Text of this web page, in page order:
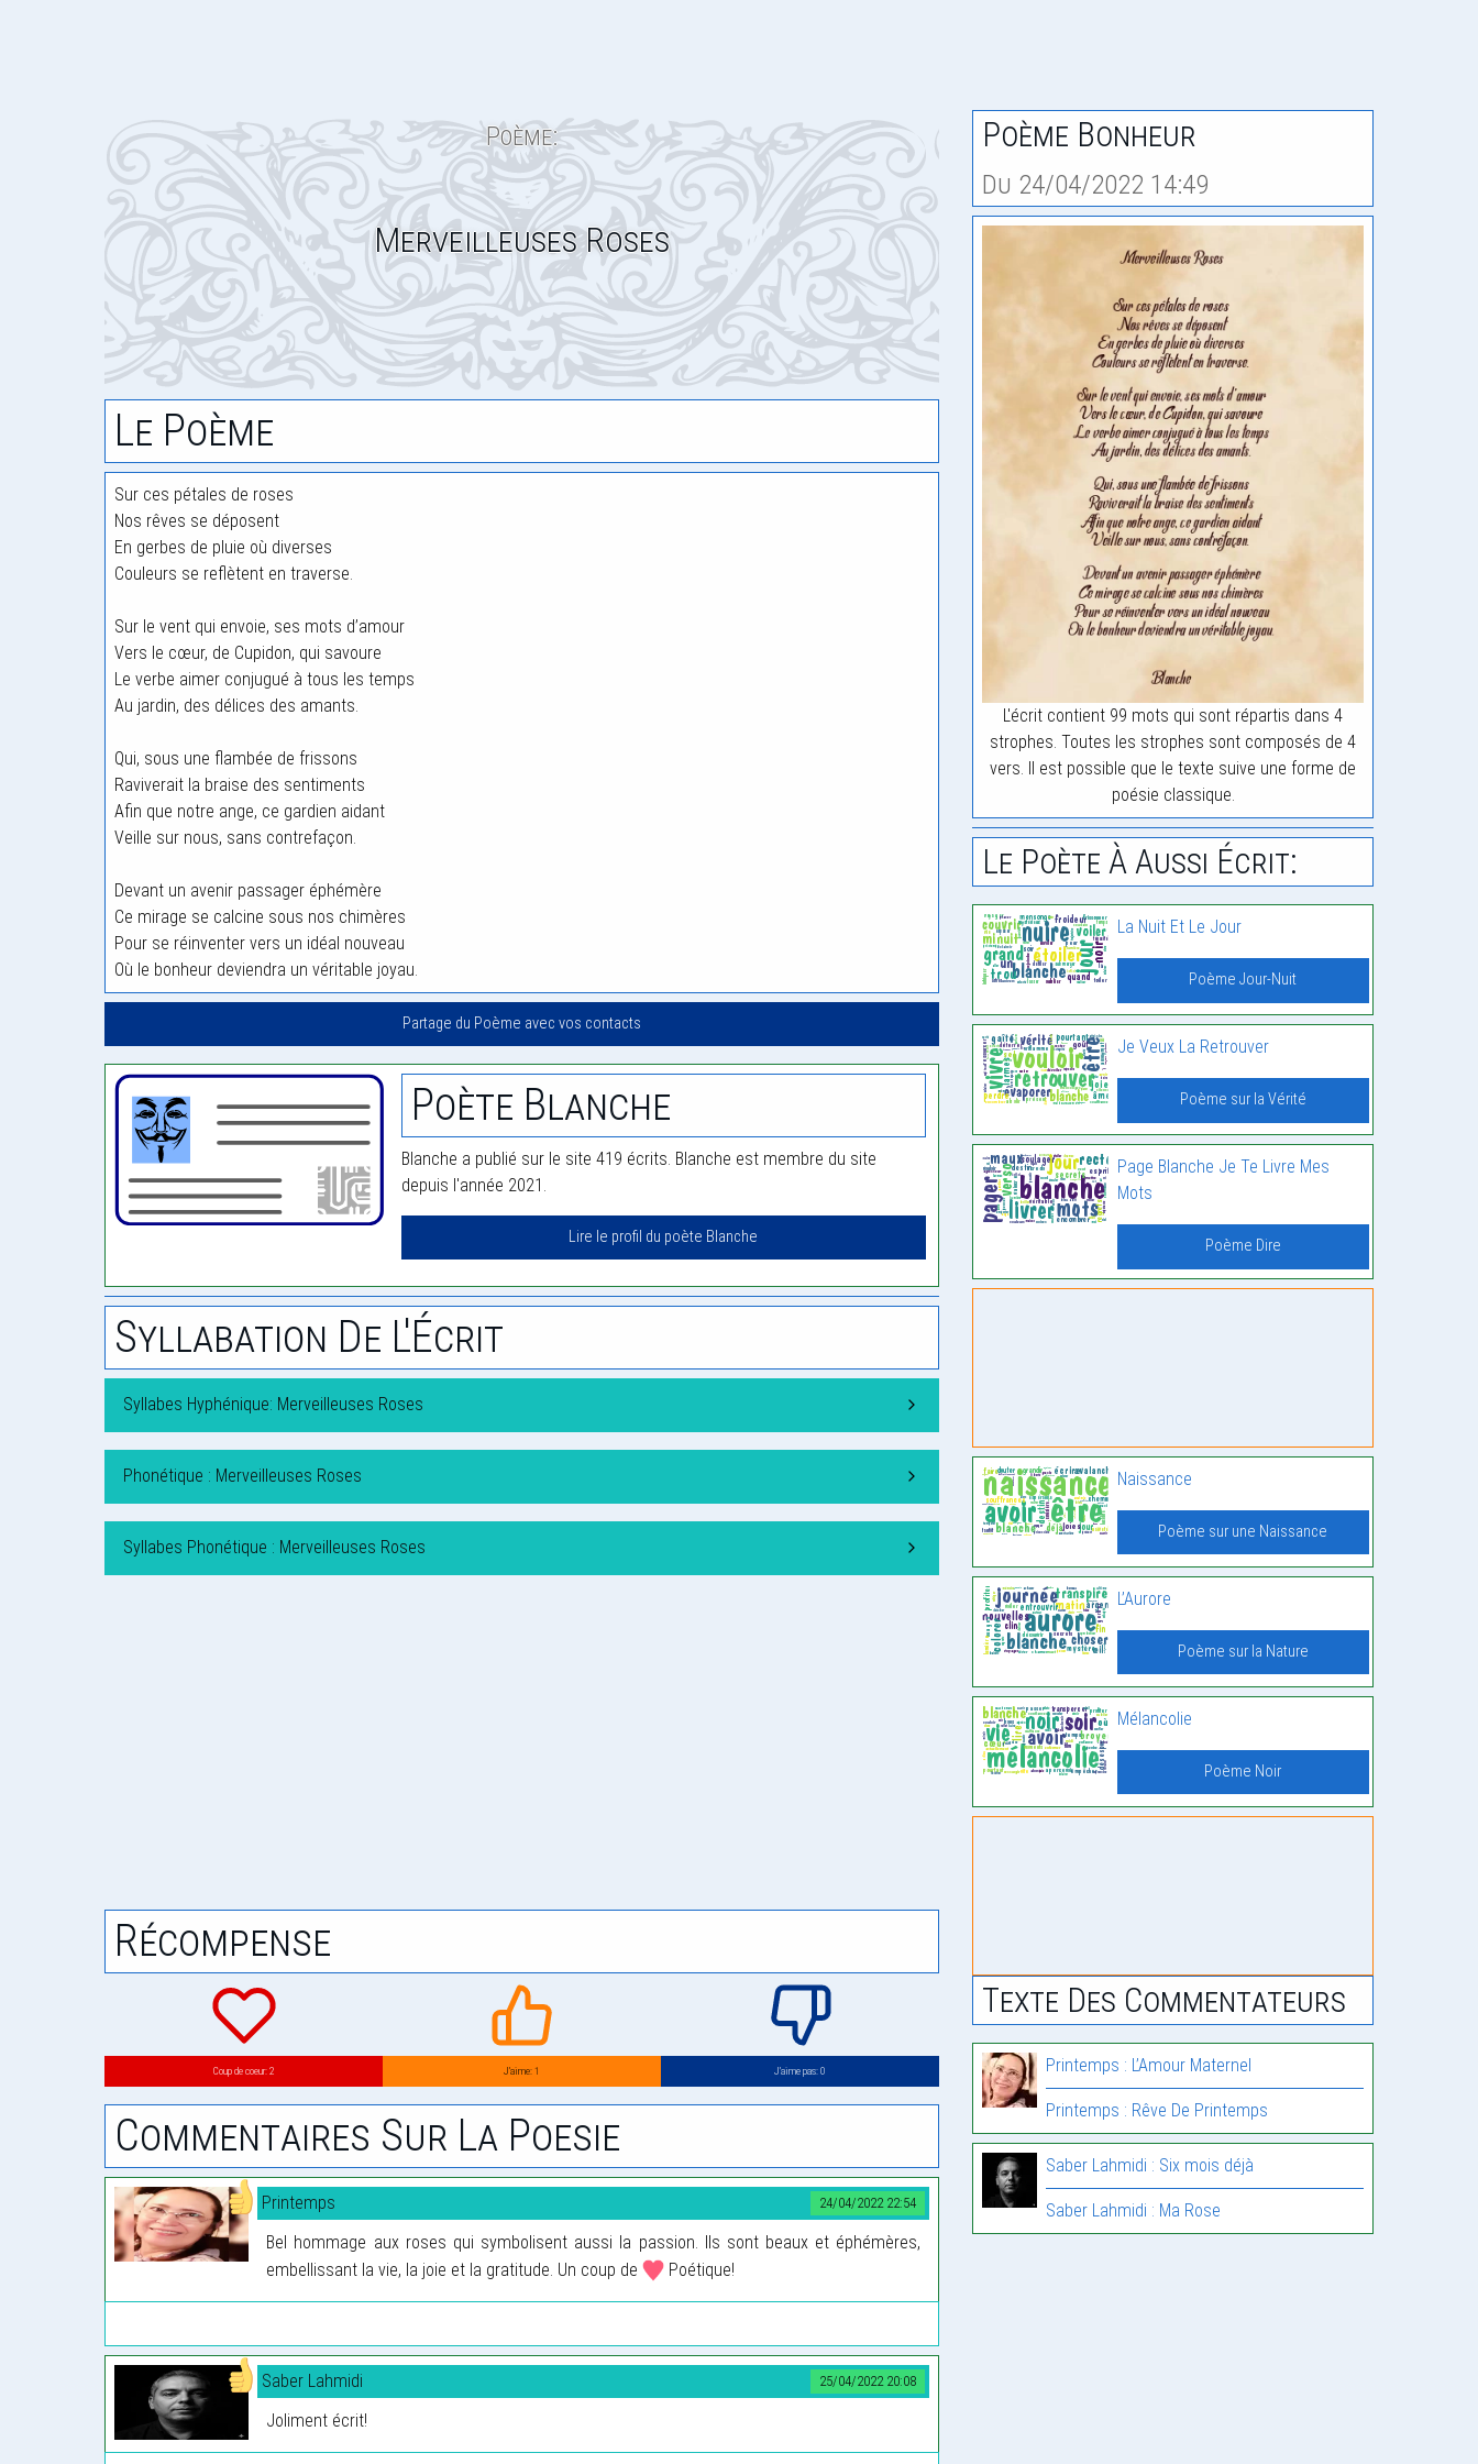
Poème:
Merveilleuses Roses
Le Poème
Sur ces pétales de roses
Nos rêves se déposent
En gerbes de pluie où diverses
Couleurs se reflètent en traverse.
Sur le vent qui envoie, ses mots d’amour
Vers le cœur, de Cupidon, qui savoure
Le verbe aimer conjugué à tous les temps
Au jardin, des délices des amants.
Qui, sous une flambée de frissons
Raviverait la braise des sentiments
Afin que notre ange, ce gardien aidant
Veille sur nous, sans contrefaçon.
Devant un avenir passager éphémère
Ce mirage se calcine sous nos chimères
Pour se réinventer vers un idéal nouveau
Où le bonheur deviendra un véritable joyau.
Partage du Poème avec vos contacts
Poète Blanche
Blanche a publié sur le site 419 écrits. Blanche est membre du site
depuis l'année 2021.
Lire le profil du poète Blanche
Syllabation De L'Écrit
Syllabes Hyphénique: Merveilleuses Roses
Phonétique : Merveilleuses Roses
Syllabes Phonétique : Merveilleuses Roses
Récompense
Coup de coeur: 2 J’aime: 1 J’aime pas: 0
Commentaires Sur La Poesie
24/04/2022 22:54
Printemps
Bel hommage aux roses qui symbolisent aussi la passion. Ils sont beaux et éphémères,
embellissant la vie, la joie et la gratitude. Un coup de
Poétique!
25/04/2022 20:08
Saber Lahmidi
Joliment écrit!
Poème Bonheur
Du 24/04/2022 14:49
L'écrit contient 99 mots qui sont répartis dans 4
strophes. Toutes les strophes sont composés de 4
vers. Il est possible que le texte suive une forme de
poésie classique.
Le Poète À Aussi Écrit:
La Nuit Et Le Jour
Poème Jour-Nuit
Je Veux La Retrouver
Poème sur la Vérité
Page Blanche Je Te Livre Mes
Mots
Poème Dire
Naissance
Poème sur une Naissance
L’Aurore
Poème sur la Nature
Mélancolie
Poème Noir
Texte Des Commentateurs
Printemps : L’Amour Maternel
Printemps : Rêve De Printemps
Saber Lahmidi : Six mois déjà
Saber Lahmidi : Ma Rose